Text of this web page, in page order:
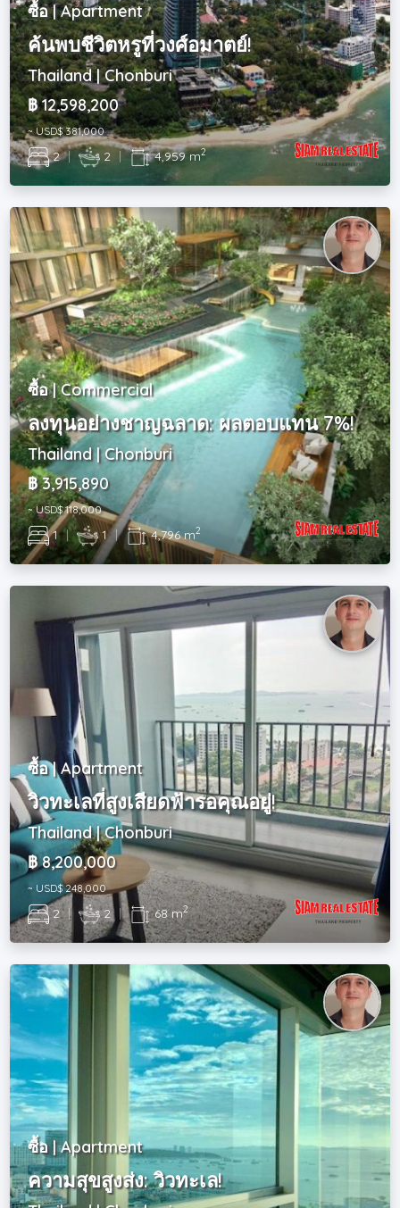
ซื้อ | Apartment
ค้นพบชีวิตหรูที่วงศ์อมาตย์!
Thailand | Chonburi
฿ 12,598,200
~ USD$ 381,000
2 | 2 | 4,959 m2
ซื้อ | Commercial
ลงทุนอย่างชาญฉลาด: ผลตอบแทน 7%!
Thailand | Chonburi
฿ 3,915,890
~ USD$ 118,000
1 | 1 | 4,796 m2
ซื้อ | Apartment
วิวทะเลที่สูงเสียดฟ้ารอคุณอยู่!
Thailand | Chonburi
฿ 8,200,000
~ USD$ 248,000
2 | 2 | 68 m2
ซื้อ | Apartment
ความสุขสูงส่ง: วิวทะเล!